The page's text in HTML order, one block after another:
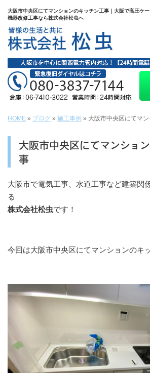
大阪市中央区にてマンションのキッチン工事｜大阪で高圧ケ
機器改修工事なら株式会社松虫へ
HOME » ブログ » 施工事例 » 大阪市中央区にてマ
大阪市中央区にてマンショ
事
大阪市で電気工事、水道工事など建築関
る
株式会社松虫です！
今回は大阪市中央区にてマンションのキ